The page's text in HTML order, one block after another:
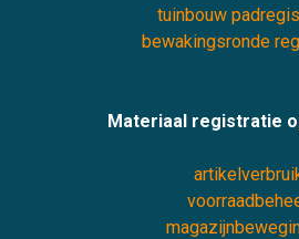
tuinbouw
bewakingsronde
Materiaal registratie